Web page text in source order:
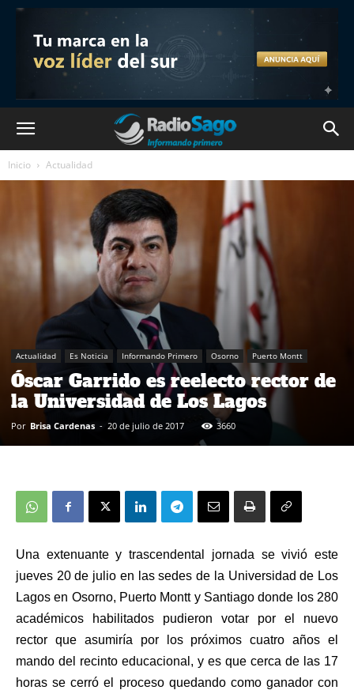
Inicio Actualidad
Actualidad Es Noticia Informando Primero Osorno Puerto Montt
Óscar Garrido es reelecto rector de
la Universidad de Los Lagos
Por Brisa Cardenas - 20 de julio de 2017 3660
Una extenuante y trascendental jornada se vivió este
jueves 20 de julio en las sedes de la Universidad de Los
Lagos en Osorno, Puerto Montt y Santiago donde los 280
académicos habilitados pudieron votar por el nuevo
rector que asumiría por los próximos cuatro años el
mando del recinto educacional, y es que cerca de las 17
horas se cerró el proceso quedando como ganador con